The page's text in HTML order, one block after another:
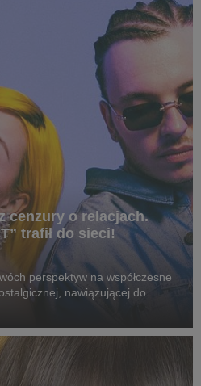
cenzury o relacjach.
trafił do sieci!
perspektyw na współczesne
nawiązującej do